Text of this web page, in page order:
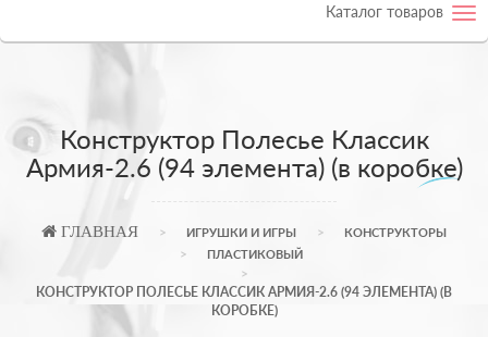
Каталог товаров
Конструктор Полесье Классик
Армия-2.6 (94 элемента) (в коробке)
ГЛАВНАЯ ИГРУШКИ И ИГРЫ
КОНСТРУКТОРЫ
ПЛАСТИКОВЫЙ
КОНСТРУКТОР ПОЛЕСЬЕ КЛАССИК АРМИЯ-2.6 (94 ЭЛЕМЕНТА) (В
КОРОБКЕ)